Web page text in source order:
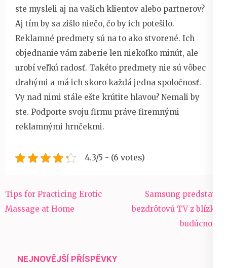
ste mysleli aj na vašich klientov alebo partnerov?
Aj tím by sa zišlo niečo, čo by ich potešilo.
Reklamné predmety sú na to ako stvorené. Ich
objednanie vám zaberie len niekoľko minút, ale
urobí veľkú radosť. Takéto predmety nie sú vôbec
drahými a má ich skoro každá jedna spoločnosť.
Vy nad nimi stále ešte krútite hlavou? Nemali by
ste. Podporte svoju firmu práve firemnými
reklamnými hrnčekmi.
4.3/5 - (6 votes)
Navigace
pro
Tips for Practicing Erotic
Massage at Home
Samsung predstavil
bezdrôtovú TV z blízkej
budúcnosti
NEJNOVĚJŠÍ PŘÍSPĚVKY